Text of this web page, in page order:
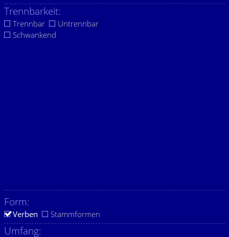
Trennbarkeit:
Trennbar
Untrennbar
Schwankend
Form:
Verben Stammformen
Umfang: